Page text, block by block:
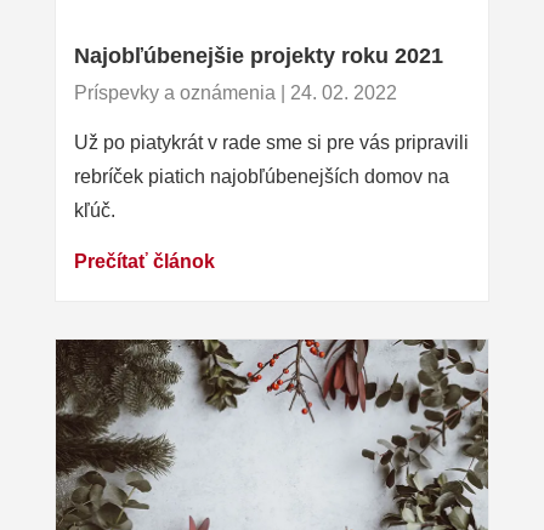
Najobľúbenejšie projekty roku 2021
Príspevky a oznámenia | 24. 02. 2022
Už po piatykrát v rade sme si pre vás pripravili
rebríček piatich najobľúbenejších domov na
kľúč.
Prečítať článok